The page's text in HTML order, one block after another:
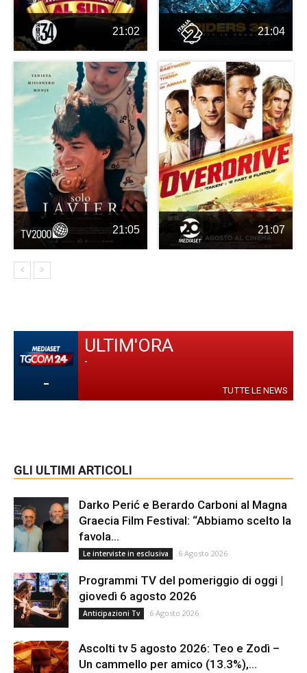
21:02 21:04
21:05 21:07
-
ULTIM'ORA
-
TUTTE LE NEWS
GLI ULTIMI ARTICOLI
Darko Perić e Berardo Carboni al Magna
Graecia Film Festival: “Abbiamo scelto la
favola...
Le interviste in esclusiva 6 Agosto 2026
Programmi TV del pomeriggio di oggi |
giovedì 6 agosto 2026
Anticipazioni Tv 6 Agosto 2026
Ascolti tv 5 agosto 2026: Teo e Zodì –
Un cammello per amico (13.3%),...